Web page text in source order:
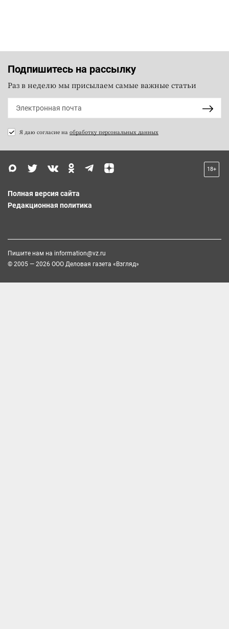
Подпишитесь на рассылку
Раз в неделю мы присылаем самые важные статьи
Я даю согласие на обработку персональных данных
18+
Полная версия сайта
Редакционная политика
Пишите нам на information@vz.ru
© 2005 — 2026 ООО Деловая газета «Взгляд»